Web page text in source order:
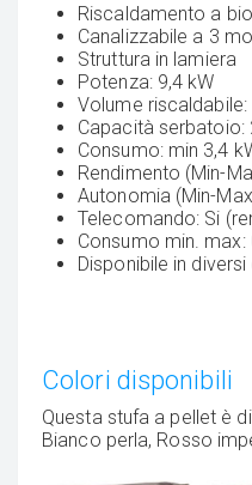
Riscaldamento a
Canalizzabile a 3
Struttura in lamiera
Potenza: 9,4 kW
Volume riscaldabile:
Capacità serbatoio:
Consumo: min 3,4
Rendimento (Min-
Autonomia (Min-
Telecomando: Si
Consumo min. max:
Disponibile in
Colori disponibili
Questa stufa a pellet è
Bianco perla, Rosso